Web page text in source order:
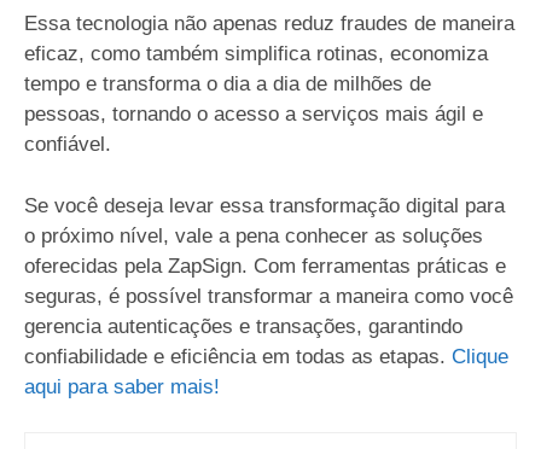
Essa tecnologia não apenas reduz fraudes de maneira
eficaz, como também simplifica rotinas, economiza
tempo e transforma o dia a dia de milhões de
pessoas, tornando o acesso a serviços mais ágil e
confiável.
Se você deseja levar essa transformação digital para
o próximo nível, vale a pena conhecer as soluções
oferecidas pela ZapSign. Com ferramentas práticas e
seguras, é possível transformar a maneira como você
gerencia autenticações e transações, garantindo
confiabilidade e eficiência em todas as etapas. Clique
aqui para saber mais!